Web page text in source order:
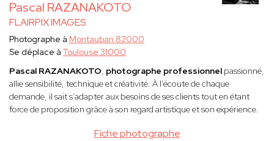
Pascal RAZANAKOTO
FLAIRPIX IMAGES
Fiche photographe
Photographe à Montauban 82000
Se déplace à Toulouse 31000
Pascal RAZANAKOTO, photographe professionnel passionné,
allie sensibilité, technique et créativité. À l’écoute de chaque
demande, il sait s’adapter aux besoins de ses clients tout en étant
force de proposition grâce à son regard artistique et son expérience.